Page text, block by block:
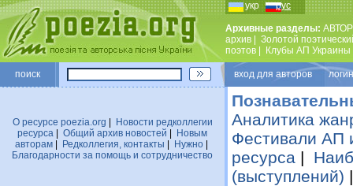
укр рус
Архивные разделы:
архив
Золотой
поэтов
Клубы АП Украины
поиск вход для авторов
О ресурсе poezia.org
Новости редколлегии
ресурса
Общий архив новостей
Новым
авторам| Редколлегия, контакты Нужно|
Благодарности за помощь и сотрудничество
Аналитика
Фестивали АП
ресурса |
(выступлений)